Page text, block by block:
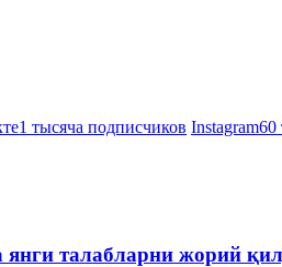
1 тысяча подписчиков Instagram60
талабларни жорий